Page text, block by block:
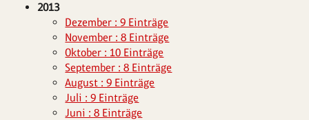
2013
Dezember : 9 Einträge
November : 8 Einträge
Oktober : 10 Einträge
September : 8 Einträge
August : 9 Einträge
Juli : 9 Einträge
Juni : 8 Einträge